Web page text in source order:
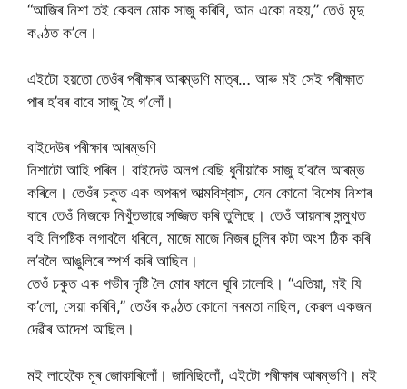
“আজিৰ নিশা তই কেবল মোক সাজু কৰিবি, আন একো নহয়,” তেওঁ মৃদু
কণ্ঠত ক’লে।
এইটো হয়তো তেওঁৰ পৰীক্ষাৰ আৰম্ভণি মাত্ৰ… আৰু মই সেই পৰীক্ষাত
পাৰ হ’বৰ বাবে সাজু হৈ গ’লোঁ।
বাইদেউৰ পৰীক্ষাৰ আৰম্ভণি
নিশাটো আহি পৰিল। বাইদেউ অলপ বেছি ধুনীয়াকৈ সাজু হ’বলৈ আৰম্ভ
কৰিলে। তেওঁৰ চকুত এক অপৰূপ আত্মবিশ্বাস, যেন কোনো বিশেষ নিশাৰ
বাবে তেওঁ নিজকে নিখুঁতভাৱে সজ্জিত কৰি তুলিছে। তেওঁ আয়নাৰ সন্মুখত
বহি লিপষ্টিক লগাবলৈ ধৰিলে, মাজে মাজে নিজৰ চুলিৰ কটা অংশ ঠিক কৰি
ল’বলৈ আঙুলিৰে স্পৰ্শ কৰি আছিল।
তেওঁ চকুত এক গভীৰ দৃষ্টি লৈ মোৰ ফালে ঘূৰি চালেহি। “এতিয়া, মই যি
ক’লো, সেয়া কৰিবি,” তেওঁৰ কণ্ঠত কোনো নৰমতা নাছিল, কেৱল একজন
দেৱীৰ আদেশ আছিল।
মই লাহেকৈ মূৰ জোকাৰিলোঁ। জানিছিলোঁ, এইটো পৰীক্ষাৰ আৰম্ভণি। মই